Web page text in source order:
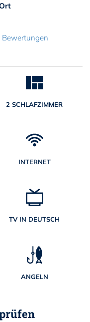
Bewertungen
2 SCHLAFZIMMER
INTERNET
TV IN DEUTSCH
ANGELN